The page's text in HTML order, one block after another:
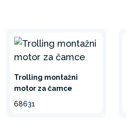
Trolling montažni
motor za čamce
68631